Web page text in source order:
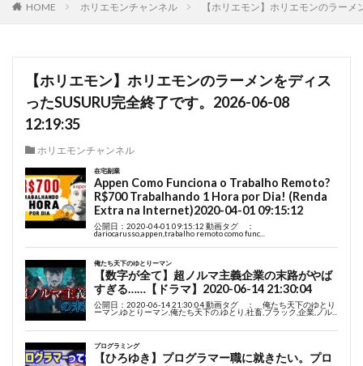
HOME ホリエモンチャンネル 【ホリエモン】ホリエモンのラー
【ホリエモン】ホリエモンのラーメンをディス
ったSUSURU完全終了です。2026-06-08
12:19:35
ホリエモンチャンネル